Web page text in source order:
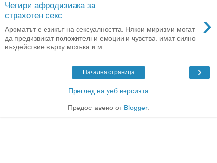
Четири афродизиака за
страхотен секс
›
Ароматът е езикът на сексуалността. Някои миризми могат
да предизвикат положителни емоции и чувства, имат силно
въздействие върху мозъка и м...
›
Начална страница
Преглед на уеб версията
Предоставено от Blogger.